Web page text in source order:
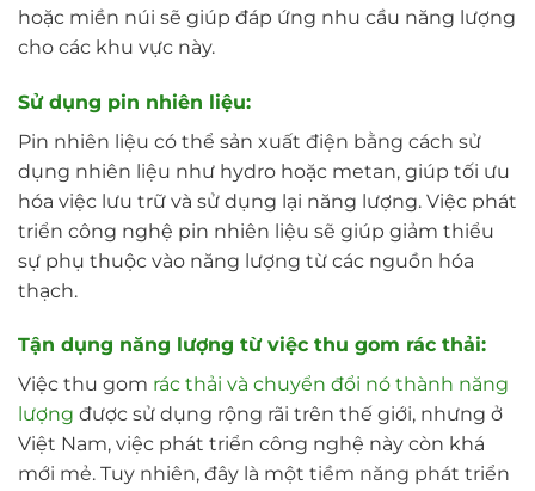
hoặc miền núi sẽ giúp đáp ứng nhu cầu năng lượng
cho các khu vực này.
Sử dụng pin nhiên liệu:
Pin nhiên liệu có thể sản xuất điện bằng cách sử
dụng nhiên liệu như hydro hoặc metan, giúp tối ưu
hóa việc lưu trữ và sử dụng lại năng lượng. Việc phát
triển công nghệ pin nhiên liệu sẽ giúp giảm thiểu
sự phụ thuộc vào năng lượng từ các nguồn hóa
thạch.
Tận dụng năng lượng từ việc thu gom rác thải:
Việc thu gom rác thải và chuyển đổi nó thành năng
lượng được sử dụng rộng rãi trên thế giới, nhưng ở
Việt Nam, việc phát triển công nghệ này còn khá
mới mẻ. Tuy nhiên, đây là một tiềm năng phát triển